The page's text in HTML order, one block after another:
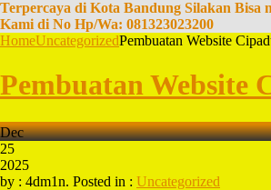
Terpercaya di Kota Bandung Silakan Bisa
Kami di No Hp/Wa: 081323023200
HomeUncategorizedPembuatan Website
Pembuatan Website
Dec
25
2025
by : 4dm1n. Posted in : Uncategorized